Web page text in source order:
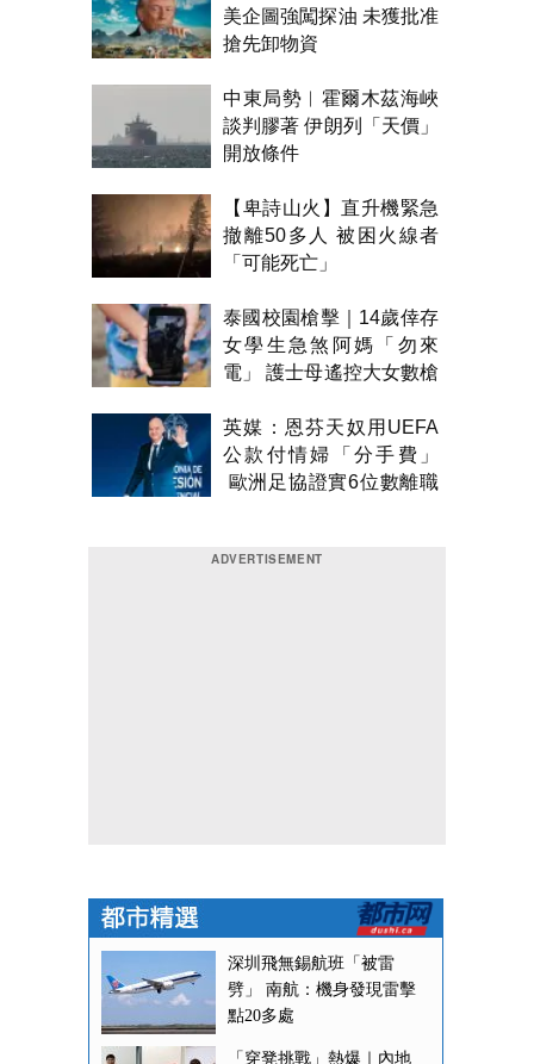
美企圖強闖探油 未獲批准
搶先卸物資
中東局勢︱霍爾木茲海峽
談判膠著 伊朗列「天價」
開放條件
【卑詩山火】直升機緊急
撤離50多人 被困火線者
「可能死亡」
泰國校園槍擊｜14歲倖存
女學生急煞阿媽「勿來
電」 護士母遙控大女數槍
英媒：恩芬天奴用UEFA
公款付情婦「分手費」
歐洲足協證實6位數離職